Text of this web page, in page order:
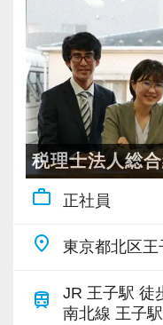
・会社設立相談・
問先対応・部下の
応・贈与、譲渡所
組織再編対応・顧
援・MAP、MAS監
業・建設業許可申
M&A・生損保コン
サルティング・金
■キャリアプラン例
「監査担当者＋得
が多数在籍してお
税理士法人総
work_outline 正社員
place 東京都北区
train
JR 王子駅 徒
南北線 王子